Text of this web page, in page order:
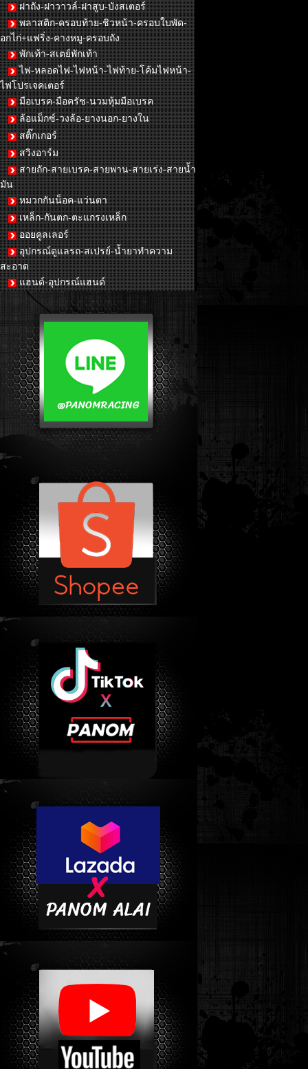
ฝาถัง-ฝาวาวล์-ฝาสูบ-บังสเตอร์
พลาสติก-ครอบท้าย-ชิวหน้า-ครอบใบพัด-
อกไก่+แฟริ่ง-คางหมู-ครอบถัง
พักเท้า-สเตย์พักเท้า
ไฟ-หลอดไฟ-ไฟหน้า-ไฟท้าย-โค้มไฟหน้า-
ไฟโปรเจคเตอร์
มือเบรค-มือครัช-นวมหุ้มมือเบรค
ล้อแม็กซ์-วงล้อ-ยางนอก-ยางใน
สติ๊กเกอร์
สวิงอาร์ม
สายถัก-สายเบรค-สายพาน-สายเร่ง-สายน้ำ
มัน
หมวกกันน็อค-แว่นตา
เหล็ก-กันตก-ตะแกรงเหล็ก
ออยคูลเลอร์
อุปกรณ์ดูแลรถ-สเปรย์-น้ำยาทำความ
สะอาด
แฮนด์-อุปกรณ์แฮนด์